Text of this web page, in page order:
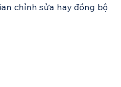
chỉnh sửa hay đồng bộ